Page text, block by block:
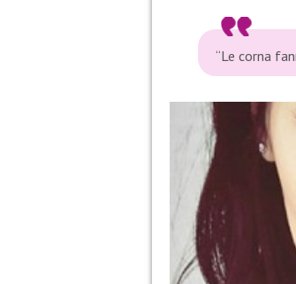
“Le corna